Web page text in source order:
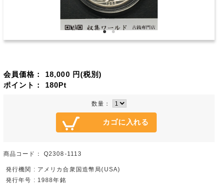
会員価格： 18,000 円(税別)
ポイント： 180Pt
数量：
商品コード： Q2308-1113
発行機関 : アメリカ合衆国造幣局(USA)
発行年号 : 1988年銘